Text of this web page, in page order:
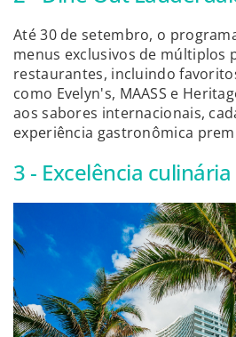
Até 30 de setembro, o
menus exclusivos de múltiplos
restaurantes, incluindo
como Evelyn's, MAASS e
aos sabores internacionais,
experiência gastronômica
3 - Excelência culinária